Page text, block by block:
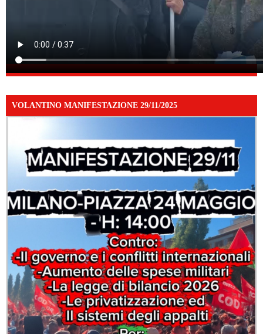
VOLANTINO MANIFESTAZIONE 29/11/2025